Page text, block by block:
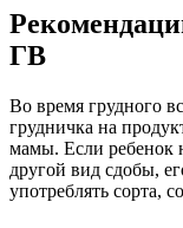
ГВ
Во время грудного
грудничка на
мамы. Если ребенок
другой вид сдобы,
употреблять сорта,